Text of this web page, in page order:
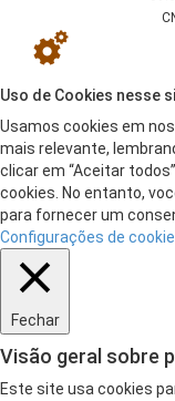
Uso de Cookies nesse
Usamos cookies em
mais relevante,
clicar em “Aceitar
cookies. No entanto,
para fornecer um
Configurações de
Fechar
Visão geral sobre
Este site usa cookies